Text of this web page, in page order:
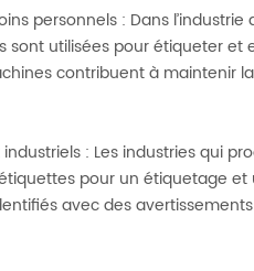
personnels : Dans
utilisées pour étiqueter et
contribuent à maintenir
: Les industries qui
pour un étiquetage
avec des